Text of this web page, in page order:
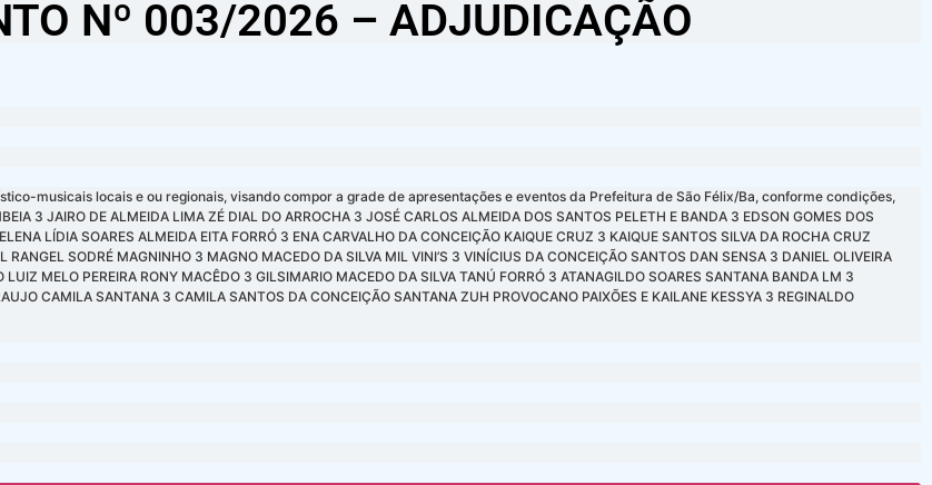
Nº 003/2026 – ADJUDICAÇÃO
musicais locais e ou regionais, visando compor a grade de apresentações e eventos da Prefeitura de São Félix/Ba, conforme condições,
3 JAIRO DE ALMEIDA LIMA ZÉ DIAL DO ARROCHA 3 JOSÉ CARLOS ALMEIDA DOS SANTOS PELETH E BANDA 3 EDSON GOMES DOS
LÍDIA SOARES ALMEIDA EITA FORRÓ 3 ENA CARVALHO DA CONCEIÇÃO KAIQUE CRUZ 3 KAIQUE SANTOS SILVA DA ROCHA CRUZ
SODRÉ MAGNINHO 3 MAGNO MACEDO DA SILVA MIL VINI’S 3 VINÍCIUS DA CONCEIÇÃO SANTOS DAN SENSA 3 DANIEL OLIVEIRA
MELO PEREIRA RONY MACÊDO 3 GILSIMARIO MACEDO DA SILVA TANÚ FORRÓ 3 ATANAGILDO SOARES SANTANA BANDA LM 3
CAMILA SANTANA 3 CAMILA SANTOS DA CONCEIÇÃO SANTANA ZUH PROVOCANO PAIXÕES E KAILANE KESSYA 3 REGINALDO